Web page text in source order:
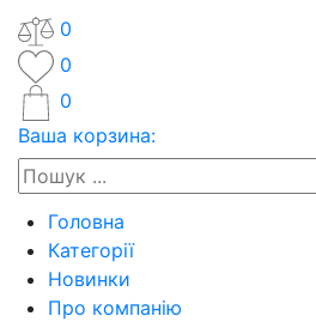
0
0
0
Ваша корзина:
Головна
Категорії
Новинки
Про компанію